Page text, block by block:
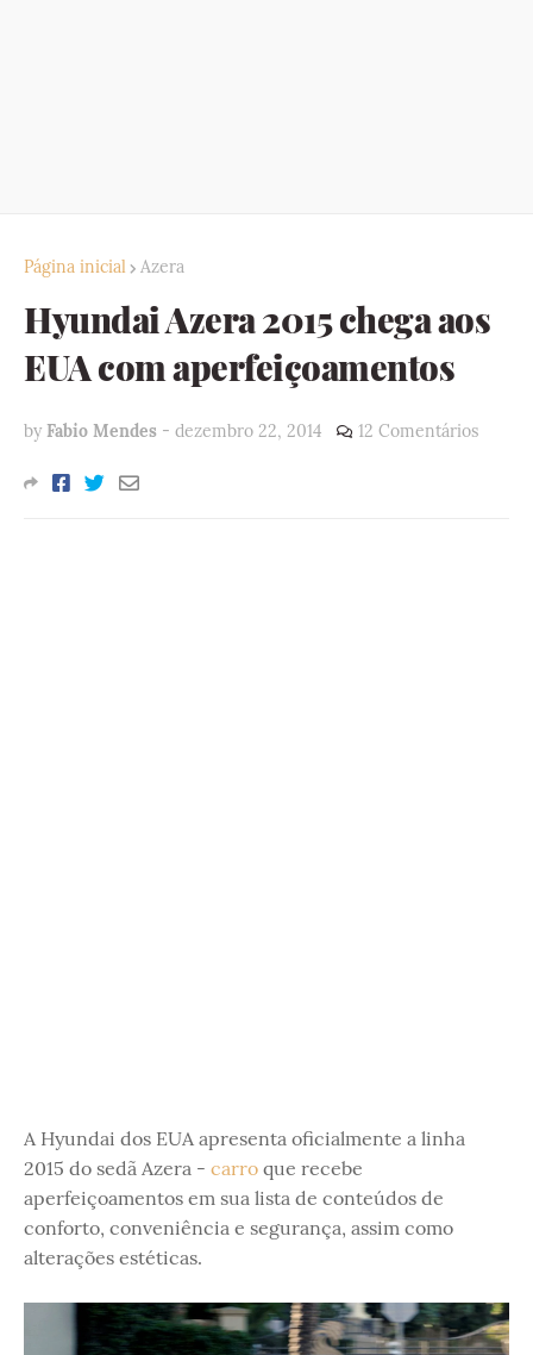
Página inicial Azera
Hyundai Azera 2015 chega aos
EUA com aperfeiçoamentos
by Fabio Mendes - dezembro 22, 2014 12 Comentários
A Hyundai dos EUA apresenta oficialmente a linha
2015 do sedã Azera - carro que recebe
aperfeiçoamentos em sua lista de conteúdos de
conforto, conveniência e segurança, assim como
alterações estéticas.